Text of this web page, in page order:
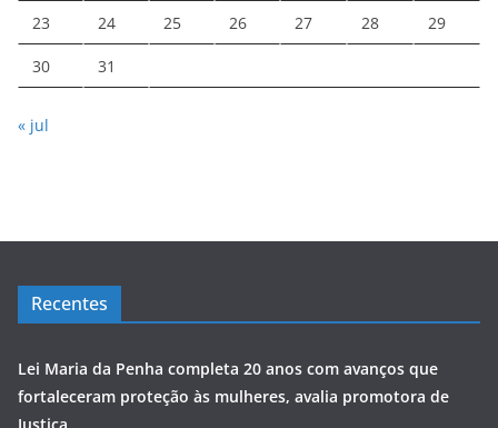
23 24 25 26 27 28 29
30 31
« jul
Recentes
Lei Maria da Penha completa 20 anos com avanços que
fortaleceram proteção às mulheres, avalia promotora de